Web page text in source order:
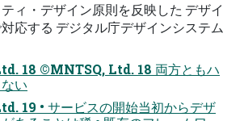
ィ・デザイン原則を反映した デザイ
応する デジタル庁デザインシステム
18 ©MNTSQ, Ltd. 18 両方ともハ
い
19 • サービスの開始当初からデザ